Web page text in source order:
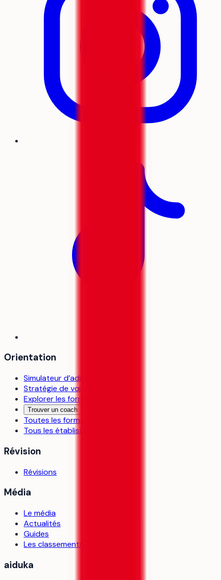
Orientation
Simulateur d’admission
Stratégie de vœux
Explorer les formations
Trouver un coach
Toutes les formations
Tous les établissements
Révision
Révisions
Média
Le média
Actualités
Guides
Les classements
aiduka